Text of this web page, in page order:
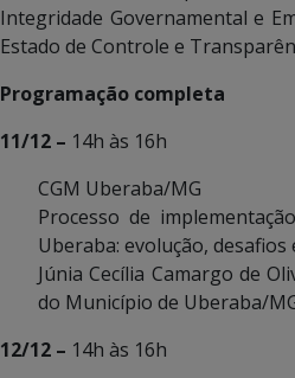
Integridade Governamental e
Estado de Controle e
Programação completa
11/12 – 14h às 16h
CGM Uberaba/MG
Processo de
Uberaba: evolução, desafios
Júnia Cecília Camargo de
do Município de Uberaba/
12/12 – 14h às 16h